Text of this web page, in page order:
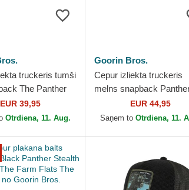
truckeris tumši
The Panther
Denim The
Bros.
EUR 39,95
Otrdiena, 11. Aug.
Goorin Bros.
Cepur izliekta truckeris
melns snapback
Corduroy Camo The
no Goorin Bros.
EUR 44,95
Saņem to Otrdiena, 11.